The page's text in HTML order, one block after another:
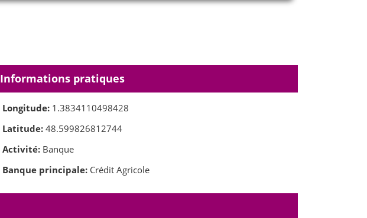
Informations pratiques
Longitude: 1.3834110498428
Latitude: 48.599826812744
Activité: Banque
Banque principale: Crédit Agricole